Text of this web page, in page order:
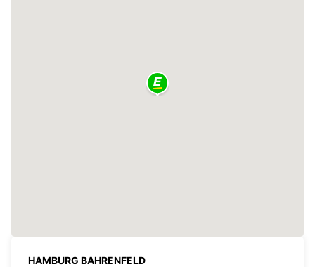
HAMBURG BAHRENFELD